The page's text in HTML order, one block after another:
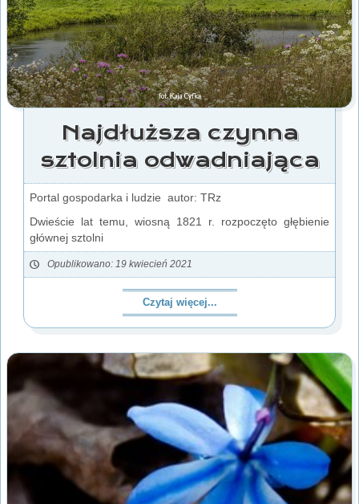
Najdłuższa czynna
sztolnia odwadniająca
Portal gospodarka i ludzie autor: TRz
Dwieście lat temu, wiosną 1821 r. rozpoczęto głębienie
głównej sztolni
Opublikowano: 19 kwiecień 2021
Czytaj więcej...